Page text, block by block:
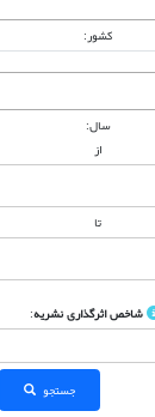
کشور:
سال:
از
تا
شاخص اثرگذاری نشریه:
جستجو